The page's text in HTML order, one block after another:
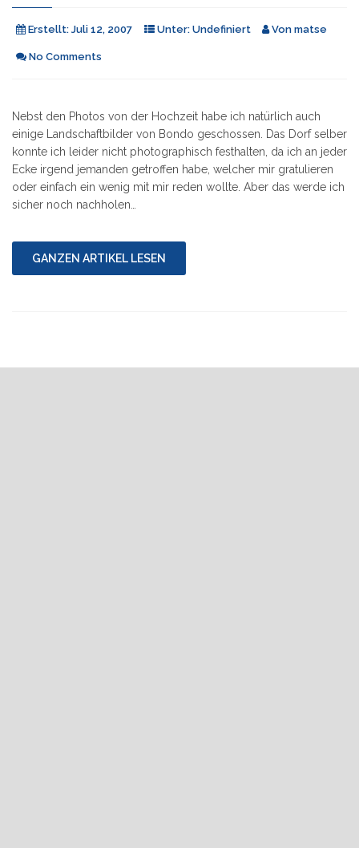
Erstellt: Juli 12, 2007 Unter: Undefiniert Von matse
No Comments
Nebst den Photos von der Hochzeit habe ich natürlich auch
einige Landschaftbilder von Bondo geschossen. Das Dorf selber
konnte ich leider nicht photographisch festhalten, da ich an jeder
Ecke irgend jemanden getroffen habe, welcher mir gratulieren
oder einfach ein wenig mit mir reden wollte. Aber das werde ich
sicher noch nachholen…
GANZEN ARTIKEL LESEN